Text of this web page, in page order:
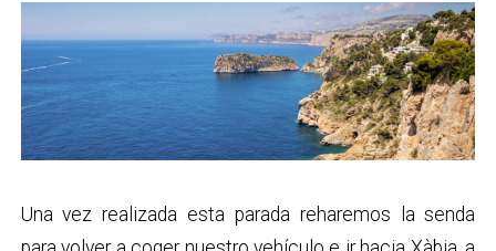
Una vez realizada esta parada reharemos la senda